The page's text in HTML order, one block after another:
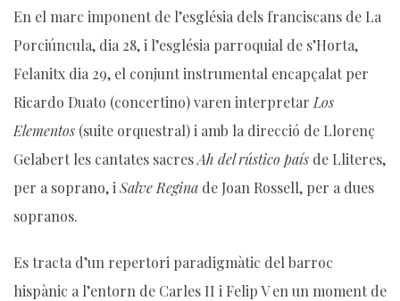
En el marc imponent de l’església dels franciscans de La
Porciúncula, dia 28, i l’església parroquial de s’Horta,
Felanitx dia 29, el conjunt instrumental encapçalat per
Ricardo Duato (concertino) varen interpretar Los
Elementos (suite orquestral) i amb la direcció de Llorenç
Gelabert les cantates sacresAh del rústico país de Lliteres,
per a soprano, i Salve Regina de Joan Rossell, per a dues
sopranos.
Es tracta d’un repertori paradigmàtic del barroc
hispànic a l’entorn de Carles II i Felip V en un moment de